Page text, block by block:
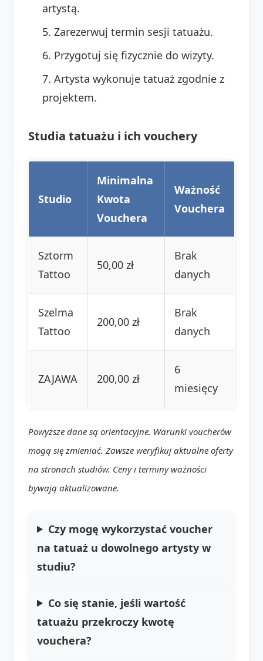
artystą.
Zarezerwuj termin sesji tatuażu.
Przygotuj się fizycznie do wizyty.
Artysta wykonuje tatuaż zgodnie z
projektem.
Studia tatuażu i ich vouchery
Studio
Minimalna
Kwota
Vouchera
Ważność
Vouchera
Sztorm
Tattoo
50,00 zł
Brak
danych
Szelma
Tattoo
200,00 zł
Brak
danych
ZAJAWA 200,00 zł
6
miesięcy
Powyższe dane są orientacyjne. Warunki voucherów
mogą się zmieniać. Zawsze weryfikuj aktualne oferty
na stronach studiów. Ceny i terminy ważności
bywają aktualizowane.
Czy mogę wykorzystać voucher
na tatuaż u dowolnego artysty w
studiu?
Co się stanie, jeśli wartość
tatuażu przekroczy kwotę
vouchera?